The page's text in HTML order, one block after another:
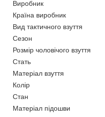
Виробник
Країна виробник
Вид тактичного взуття
Сезон
Розмір чоловічого взуття
Стать
Матеріал взуття
Колір
Стан
Матеріал підошви